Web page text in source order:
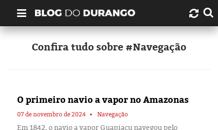
Quem é Durango Duarte?
Artigos
Confira tudo sobre #Navegação
O primeiro navio a vapor no Amazonas
07 de novembro de 2024 Navegação
Em 1842, o navio a vapor Guapiaçu navegou pelo